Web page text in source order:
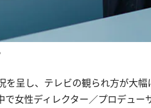
呈し、テレビの観られ方が大
で女性ディレクター／プロデュ